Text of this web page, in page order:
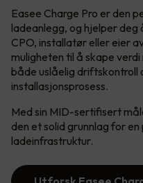
Easee Charge Pro er den
ladeanlegg, og hjelper deg
CPO, installatør eller eier
muligheten til å skape
både uslåelig driftskontroll
installasjonsprosess.
Med sin MID-sertifisert
den et solid grunnlag for
ladeinfrastruktur.